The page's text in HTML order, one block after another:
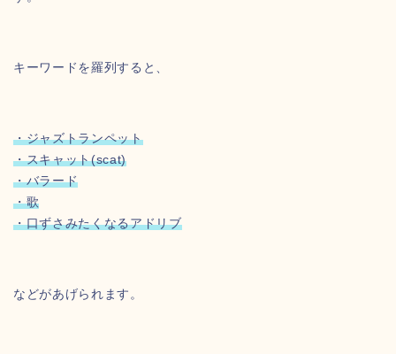
キーワードを羅列すると、
・ジャズトランペット
・スキャット(scat)
・バラード
・歌
・口ずさみたくなるアドリブ
などがあげられます。